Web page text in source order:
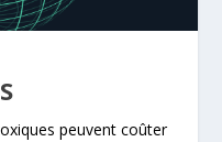
peuvent coûter